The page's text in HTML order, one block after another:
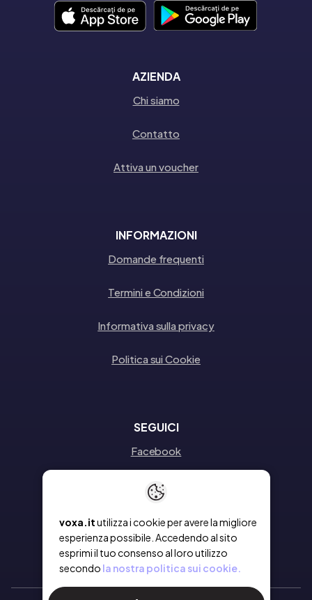
voxa.itutilizza i cookie per avere la migliore
esperienza possibile. Accedendo al sito
esprimi il tuo consenso al loro utilizzo
secondo la nostra politica sui cookie.
AZIENDA
Chi siamo
Contatto
Attiva un voucher
INFORMAZIONI
Domande frequenti
Termini e Condizioni
Informativa sulla privacy
Politica sui Cookie
SEGUICI
Facebook
Instagram
Linkedin